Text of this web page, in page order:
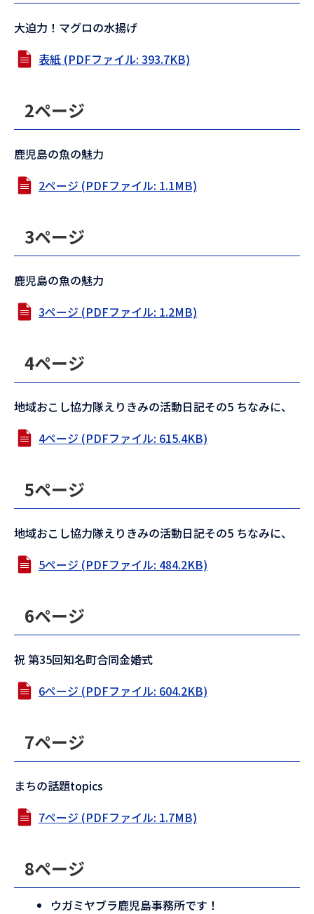
大迫力！マグロの水揚げ
表紙 (PDFファイル: 393.7KB)
2ページ
鹿児島の魚の魅力
2ページ (PDFファイル: 1.1MB)
3ページ
鹿児島の魚の魅力
3ページ (PDFファイル: 1.2MB)
4ページ
地域おこし協力隊えりきみの活動日記その5 ちなみに、
4ページ (PDFファイル: 615.4KB)
5ページ
地域おこし協力隊えりきみの活動日記その5 ちなみに、
5ページ (PDFファイル: 484.2KB)
6ページ
祝 第35回知名町合同金婚式
6ページ (PDFファイル: 604.2KB)
7ページ
まちの話題topics
7ページ (PDFファイル: 1.7MB)
8ページ
ウガミヤブラ鹿児島事務所です！